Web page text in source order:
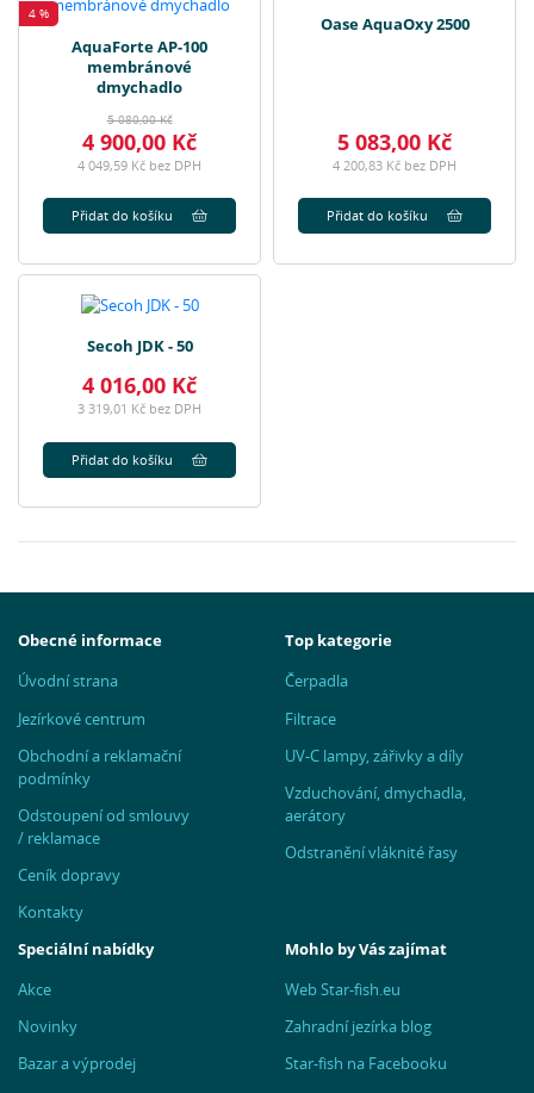
4 %
AquaForte AP-100
membránové
dmychadlo
5 080,00 Kč
4 900,00 Kč
4 049,59 Kč bez DPH
Přidat do košíku
Oase AquaOxy 2500
5 083,00 Kč
4 200,83 Kč bez DPH
Přidat do košíku
Secoh JDK - 50
4 016,00 Kč
3 319,01 Kč bez DPH
Přidat do košíku
Obecné informace
Úvodní strana
Jezírkové centrum
Obchodní a reklamační
podmínky
Odstoupení od smlouvy
/ reklamace
Ceník dopravy
Kontakty
Top kategorie
Čerpadla
Filtrace
UV-C lampy, zářivky a díly
Vzduchování, dmychadla,
aerátory
Odstranění vláknité řasy
Speciální nabídky
Akce
Novinky
Bazar a výprodej
Mohlo by Vás zajímat
Web Star-fish.eu
Zahradní jezírka blog
Star-fish na Facebooku